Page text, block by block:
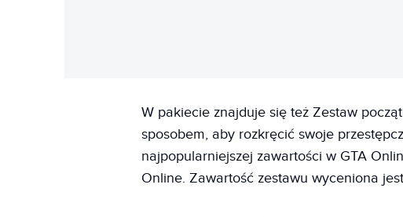
W pakiecie znajduje się też Zestaw
sposobem, aby rozkręcić swoje
najpopularniejszej zawartości w GTA
Online. Zawartość zestawu wyceniona